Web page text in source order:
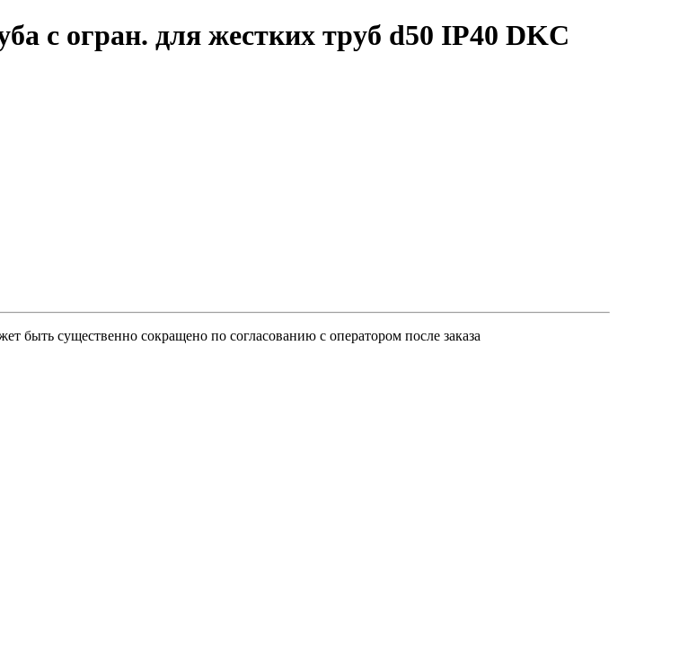
с огран. для жестких труб d50 IP40 DKC
быть существенно сокращено по согласованию с оператором после заказа